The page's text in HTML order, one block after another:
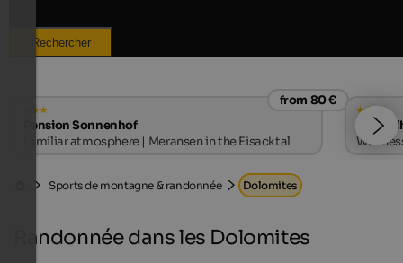
Rechercher
from 80 €
Pension Sonnenhof
Familiar atmosphere | Meransen in the Eisacktal
Sports de montagne & randonnée Dolomites
Randonnée dans les Dolomites